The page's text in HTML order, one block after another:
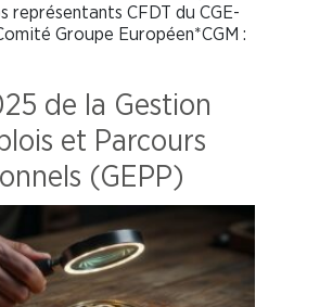
représentants CFDT du CGE-
Groupe Européen*CGM :
de la Gestion
et Parcours
(GEPP)